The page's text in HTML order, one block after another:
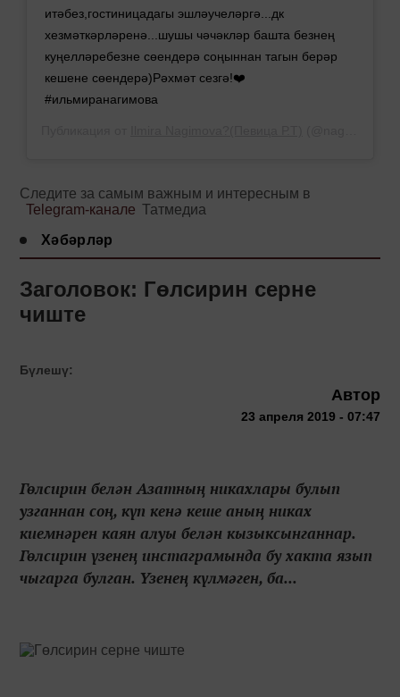
итәбез,гостиницадагы эшләучеләргә...дк
хезмәткәрләренә...шушы чәчәкләр башта безнең
куңелләребезне сөендерә соңыннан тагын берәр
кешене сөендерә)Рәхмәт сезгә!❤️
#ильмиранагимова
Следите за самым важным и интересным в
Telegram-канале Татмедиа
Хәбәрләр
Заголовок: Гөлсирин серне
чиште
Бүлешү:
Автор
23 апреля 2019 - 07:47
Гөлсирин белән Азатның никахлары булып
узганнан соң, күп кенә кеше аның никах
киемнәрен каян алуы белән кызыксынганнар.
Гөлсирин үзенең инстаграмында бу хакта язып
чыгарга булган. Үзенең күлмәген, ба...